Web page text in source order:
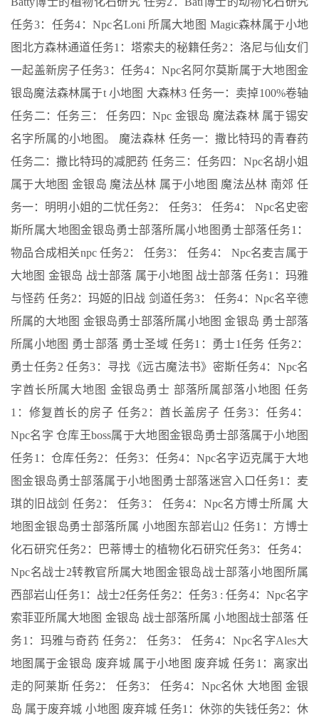
任务3：任务4：Npc名Loni 所属大地图 Magic森林属于小地
图北方森林通道任务1：塔索夫的秘籍任务2：洛尼与仙女们
一起盖新房子任务3：任务4：Npc名阿尔莫斯属于大地图金
银岛魔法森林属于t 小地图 大森林3 任务一：卖掉100%卷轴
任务二：任务三： 任务四：Npc 金银岛 魔法森林 属于锡安
名字所属的小地图。 魔法森林 任务一：撒比特玛的青春药
任务二：撒比特玛的减肥药 任务三：任务四：Npc名胡小姐
属于大地图 金银岛 魔法丛林 属于小地图 魔法丛林 南郊 任
务一：明明小姐的二忧任务2： 任务3： 任务4： Npc名史密
斯所属大地图金银岛勇士部落所属小地图勇士部落任务1：
物品合成相关npc 任务2： 任务3： 任务4： Npc名麦吉属于
大地图 金银岛 战士部落 属于小地图 战士部落 任务1：玛雅
与怪药 任务2：玛姬的旧战 剑道任务3： 任务4：Npc名辛德
所属的大地图 金银岛勇士部落所属小地图 金银岛 勇士部落
所属小地图 勇士部落 勇士圣域 任务1：勇士1任务 任务2：
勇士任务2 任务3：寻找《远古魔法书》密斯任务4：Npc名
字酋长所属大地图 金银岛勇士 部落所属部落小地图 任务
1：修复酋长的房子 任务2：酋长盖房子 任务3：任务4：
Npc名字 仓库王boss属于大地图金银岛勇士部落属于小地图
任务1：仓库任务2：任务3：任务4：Npc名字迈克属于大地
图金银岛勇士部落属于小地图勇士部落迷宫入口任务1：麦
琪的旧战剑 任务2： 任务3： 任务4：Npc名方博士所属 大
地图金银岛勇士部落所属 小地图东部岩山2 任务1：方博士
化石研究任务2：巴蒂博士的植物化石研究任务3：任务4：
Npc名战士2转教官所属大地图金银岛战士部落小地图所属
西部岩山任务1：战士2任务任务2：任务3 : 任务4：Npc名字
索菲亚所属大地图 金银岛 战士部落所属 小地图战士部落 任
务1：玛雅与奇药 任务2： 任务3： 任务4：Npc名字Ales大
地图属于金银岛 废弃城 属于小地图 废弃城 任务1：离家出
走的阿莱斯 任务2： 任务3： 任务4：Npc名休 大地图 金银
岛 属于废弃城 小地图 废弃城 任务1：休弥的失钱任务2：休